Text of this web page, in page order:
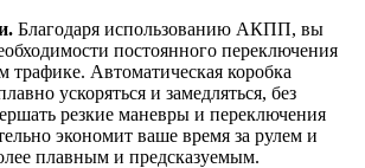
Благодаря использованию АКПП, вы
постоянного переключения
трафике. Автоматическая коробка
ускоряться и замедляться, без
резкие маневры и переключения
экономит ваше время за рулем и
плавным и предсказуемым.